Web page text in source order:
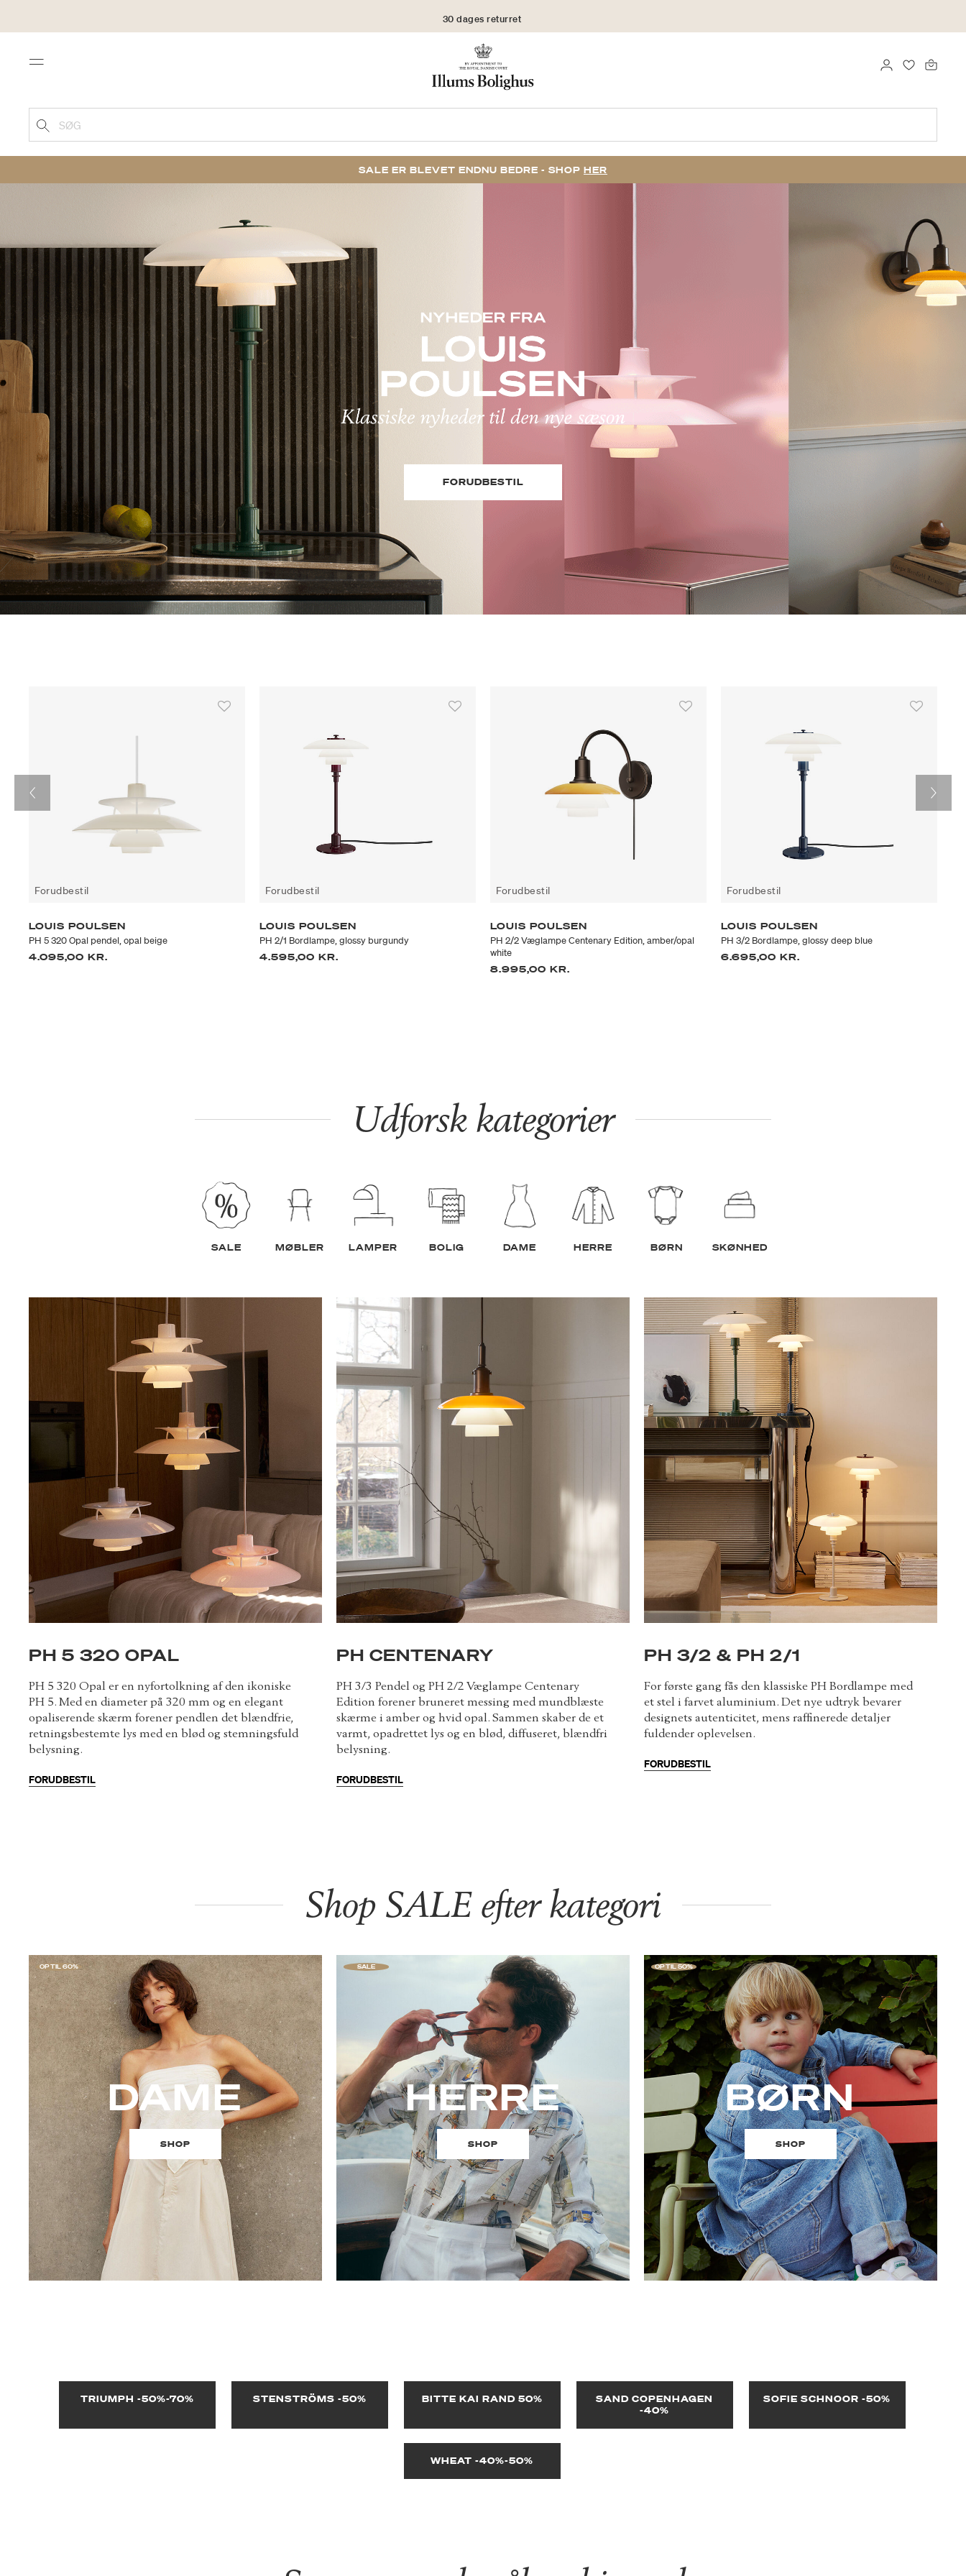
30 dages returret
Menu LOG IND
SØG
SALE ER BLEVET ENDNU BEDRE - SHOP HER
FORUDBESTIL
Forudbestil
LOUIS POULSEN
PH 5 320 Opal pendel, opal beige
4.095,00 KR.
Forudbestil
LOUIS POULSEN
PH 2/1 Bordlampe, glossy burgundy
4.595,00 KR.
Forudbestil
LOUIS POULSEN
PH 2/2 Væglampe Centenary Edition, amber/opal
white
8.995,00 KR.
Forudbestil
LOUIS POULSEN
PH 3/2 Bordlampe, glossy deep blue
6.695,00 KR.
Udforsk kategorier
SALE MØBLER LAMPER BOLIG DAME HERRE BØRN SKØNHED
PH 5 320 OPAL
PH 5 320 Opal er en nyfortolkning af den ikoniske
PH 5. Med en diameter på 320 mm og en elegant
opaliserende skærm forener pendlen det blændfrie,
retningsbestemte lys med en blød og stemningsfuld
belysning.
FORUDBESTIL
PH CENTENARY
PH 3/3 Pendel og PH 2/2 Væglampe Centenary
Edition forener bruneret messing med mundblæste
skærme i amber og hvid opal. Sammen skaber de et
varmt, opadrettet lys og en blød, diffuseret, blændfri
belysning.
FORUDBESTIL
PH 3/2 & PH 2/1
For første gang fås den klassiske PH Bordlampe med
et stel i farvet aluminium. Det nye udtryk bevarer
designets autenticitet, mens raffinerede detaljer
fuldender oplevelsen.
FORUDBESTIL
Shop SALE efter kategori
OP TIL 60%
DAME
SHOP
SALE
HERRE
SHOP
OP TIL 50%
BØRN
SHOP
TRIUMPH -50%-70% STENSTRÖMS -50% BITTE KAI RAND 50%
SAND COPENHAGEN
-40%
SOFIE SCHNOOR -50%
WHEAT -40%-50%